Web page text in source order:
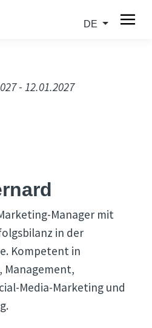
DE
- 12.01.2027
Manager mit
in der
Kompetent in
Management,
Media-Marketing und